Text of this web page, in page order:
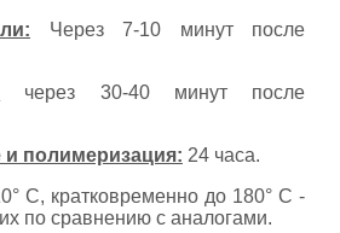
Через 7-10 минут после
через 30-40 минут после
полимеризация: 24 часа.
C, кратковременно до 180° C -
по сравнению с аналогами.